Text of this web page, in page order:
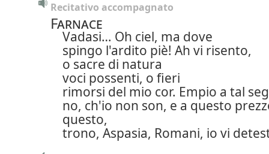
Recitativo accompagnato
Farnace
Vadasi… Oh ciel, ma dove
spingo l'ardito piè! Ah vi risento,
o sacre di natura
voci possenti, o fieri
rimorsi del mio cor. Empio a tal
no, ch'io non son, e a questo
questo,
trono, Aspasia, Romani, io vi